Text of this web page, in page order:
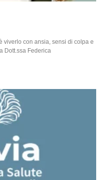
viverlo con ansia, sensi di colpa e
Dott.ssa Federica